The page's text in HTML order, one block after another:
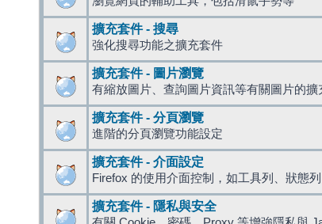
擴充套件 - 搜尋
強化搜尋功能之擴充套件
擴充套件 - 圖片瀏覽
有縮放圖片、查詢圖片資訊等有關圖片的擴
擴充套件 - 分頁瀏覽
進階的分頁瀏覽功能設定
擴充套件 - 介面設定
Firefox 的使用介面控制，如工具列、狀態
擴充套件 - 隱私與安全